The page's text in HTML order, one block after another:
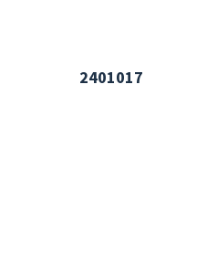
2401017